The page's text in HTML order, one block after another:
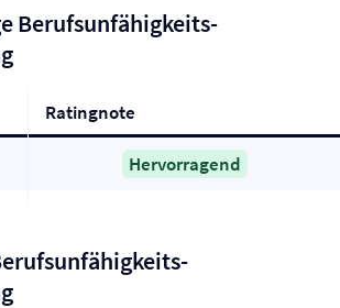
Berufs­unfähigkeits­
Ratingnote
Hervorragend